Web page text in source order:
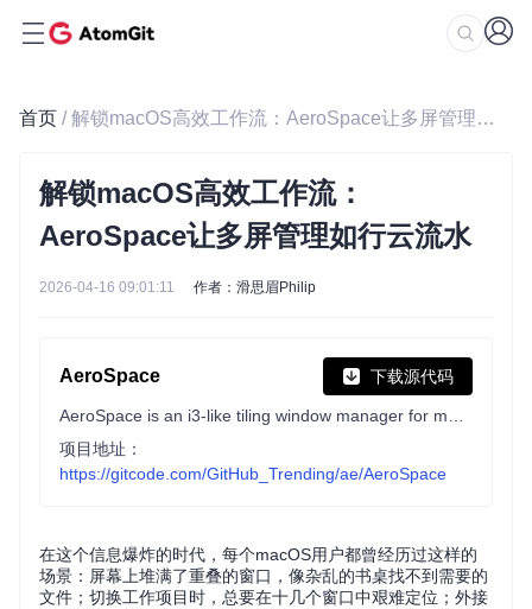
首页 / 解锁macOS高效工作流：AeroSpace让多屏管理如行云流水
解锁macOS高效工作流：
AeroSpace让多屏管理如行云流水
2026-04-16 09:01:11 作者：滑思眉Philip
AeroSpace 下载源代码
项目地址：
https://gitcode.com/GitHub_Trending/ae/AeroSpace
在这个信息爆炸的时代，每个macOS用户都曾经历过这样的
场景：屏幕上堆满了重叠的窗口，像杂乱的书桌找不到需要的
文件；切换工作项目时，总要在十几个窗口中艰难定位；外接